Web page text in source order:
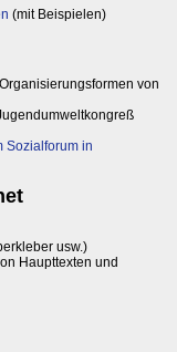
(mit Beispielen)
von
Sozialforum in
usw.)
Haupttexten und